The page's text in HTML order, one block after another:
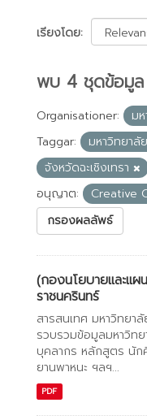
เรียงโดย
พบ 4 ชุดข้อมูล
Organisationer:
ม
Taggar:
มหาวิทยาลั
จังหวัดฉะเชิงเทรา
อนุญาต:
Creative
กรองผลลัพธ์
(กองนโยบายและแผ
ราชนครินทร์
สารสนเทศ มหาวิทยา
รวบรวมข้อมูลมหาวิท
บุคลากร หลักสูตร นัก
ยานพาหนะ ฯลฯ...
PDF